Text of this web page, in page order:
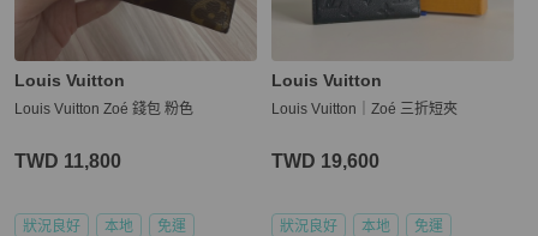
Louis Vuitton
Louis Vuitton Zoé 錢包 粉色
TWD 11,800
狀況良好 本地 免運
Louis Vuitton
Louis Vuitton｜Zoé 三折短夾
TWD 19,600
狀況良好 本地 免運